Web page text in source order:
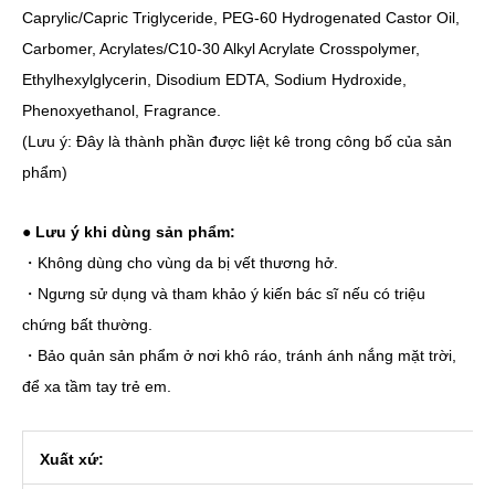
Caprylic/Capric Triglyceride, PEG-60 Hydrogenated Castor Oil,
Carbomer, Acrylates/C10-30 Alkyl Acrylate Crosspolymer,
Ethylhexylglycerin, Disodium EDTA, Sodium Hydroxide,
Phenoxyethanol, Fragrance.
(Lưu ý: Đây là thành phần được liệt kê trong công bố của sản
phẩm)
● Lưu ý khi dùng sản phẩm:
・Không dùng cho vùng da bị vết thương hở.
・Ngưng sử dụng và tham khảo ý kiến bác sĩ nếu có triệu
chứng bất thường.
・Bảo quản sản phẩm ở nơi khô ráo, tránh ánh nắng mặt trời,
để xa tầm tay trẻ em.
Xuất xứ: